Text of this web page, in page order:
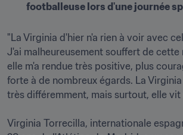
footballeuse lors d'une journée
"La Virginia d'hier n'a rien à voir avec
J'ai malheureusement souffert de cette
elle m'a rendue très positive, plus
forte à de nombreux égards. La
très différemment, mais surtout, elle vit
Virginia Torrecilla, internationale